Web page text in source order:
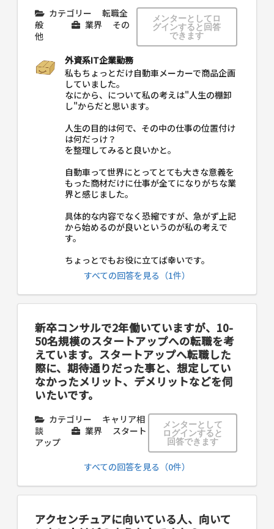
カテゴリー
転職全
般
業界
その
他
メンターとしてロ
グインすると回答
できます
外資系IT企業勤務
私もちょっとだけ自動車メーカーで商品企画
していました。
なにから、について私の考えは"人生の棚卸
し"からだと思います。
人生の目的は何で、その中の仕事の位置付け
は何だっけ？
を整理してみると良いかと。
自動車って世界にとってとても大きな意義を
もった商材だけに仕事が全てになりがちな業
界と感じました。
具体的な内容でなく恐縮ですが、急がず上記
から始めるのが良いというのが私の考えで
す。
ちょっとでもお役に立てば幸いです。
すべての回答を見る（1件）
新卒コンサルで2年働いていますが、10-
50名規模のスタートアップへの転職を考
えています。スタートアップへ転職した
際に、期待通りだった事と、想定してい
なかったメリット、デメリットなどを伺
いたいです。
カテゴリー
キャリア相
談
業界
スタート
アップ
メンターとして
ログインすると
回答できます
すべての回答を見る（0件）
アクセンチュアに向いている人、向いて